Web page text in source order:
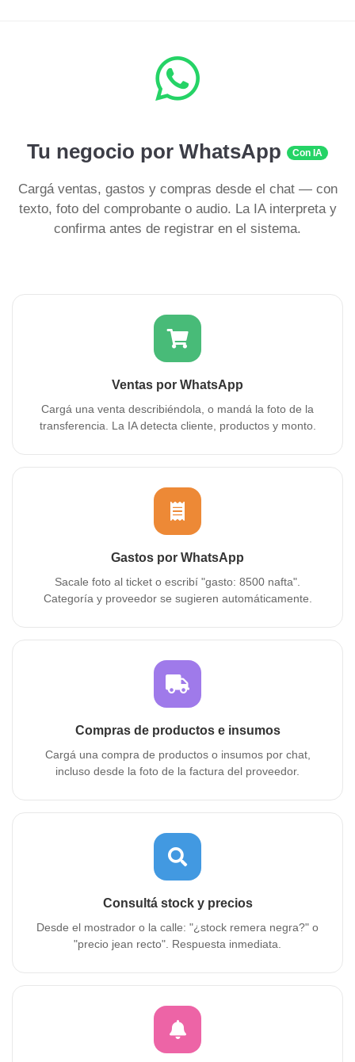
Tu negocio por WhatsApp Con IA
Cargá ventas, gastos y compras desde el chat — con
texto, foto del comprobante o audio. La IA interpreta y
confirma antes de registrar en el sistema.
Ventas por WhatsApp
Cargá una venta describiéndola, o mandá la foto de la
transferencia. La IA detecta cliente, productos y monto.
Gastos por WhatsApp
Sacale foto al ticket o escribí "gasto: 8500 nafta".
Categoría y proveedor se sugieren automáticamente.
Compras de productos e insumos
Cargá una compra de productos o insumos por chat,
incluso desde la foto de la factura del proveedor.
Consultá stock y precios
Desde el mostrador o la calle: "¿stock remera negra?" o
"precio jean recto". Respuesta inmediata.